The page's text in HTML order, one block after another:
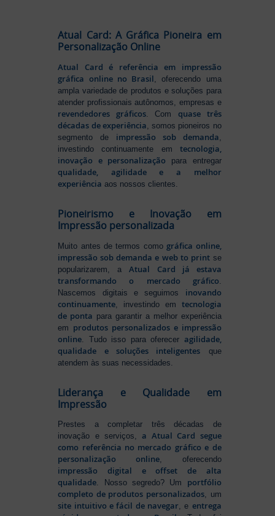
Atual Card: A Gráfica Pioneira em
Personalização Online
Atual Card é referência em impressão
gráfica online no Brasil, oferecendo uma
ampla variedade de produtos e soluções para
atender profissionais autônomos, empresas e
revendedores gráficos. Comquase três
décadas de experiência, somos pioneiros no
segmento de impressão sob demanda,
investindo continuamente em tecnologia,
inovação e personalização para entregar
qualidade, agilidade e a melhor
experiência aos nossos clientes.
Pioneirismo e Inovação em
Impressão personalizada
Muito antes de termos como gráfica online,
impressão sob demanda e web to printse
popularizarem, aAtual Card já estava
transformando o mercado gráfico
Nascemos digitais e seguimos inovando
continuamente , investindo em tecnologia
de ponta para garantir a melhor experiência
em produtos personalizados e impressão
online . Tudo isso para oferecer agilidade,
qualidade e soluções inteligentes que
atendem às suas necessidades.
Liderança e Qualidade em
Impressão
Prestes a completar três décadas de
inovação e serviços,a Atual Card segue
como referência no mercado gráfico e de
personalização online, oferecendo
impressão digital e offset de alta
qualidade. Nosso segredo? Um portfólio
completo de produtos personalizados, um
site intuitivo e fácil de navegar, e entrega